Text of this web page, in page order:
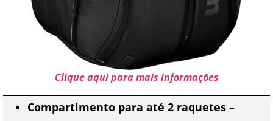
Clique aqui para mais informações
Compartimento para até 2 raquetes –